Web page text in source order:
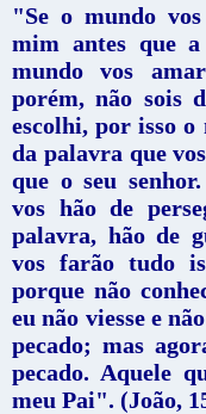
"Se o mundo
mim antes que
mundo vos
porém, não sois
escolhi, por isso
da palavra que
que o seu
vos hão de
palavra, hão de
vos farão tudo
porque não
eu não viesse e
pecado; mas
pecado. Aquele
meu Pai". (João,